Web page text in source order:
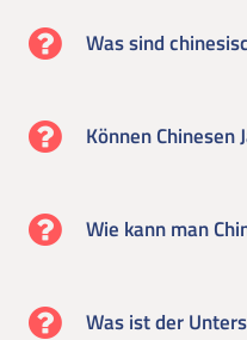
Was sind
Können Chinesen
Wie kann man
Was ist der